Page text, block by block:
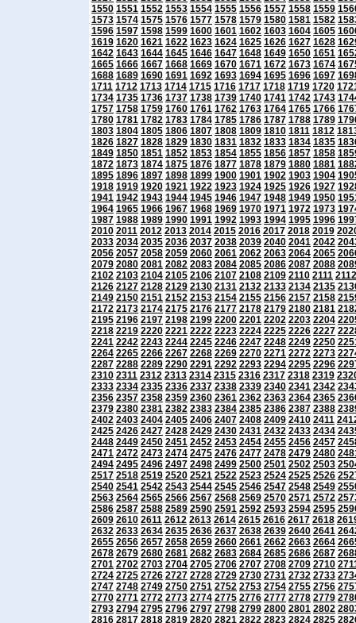
1550 1551 1552 1553 1554 1555 1556 1557 1558 1559
1573 1574 1575 1576 1577 1578 1579 1580 1581 1582
1596 1597 1598 1599 1600 1601 1602 1603 1604 1605
1619 1620 1621 1622 1623 1624 1625 1626 1627 1628
1642 1643 1644 1645 1646 1647 1648 1649 1650 1651
1665 1666 1667 1668 1669 1670 1671 1672 1673 1674
1688 1689 1690 1691 1692 1693 1694 1695 1696 1697
1711 1712 1713 1714 1715 1716 1717 1718 1719 1720
1734 1735 1736 1737 1738 1739 1740 1741 1742 1743
1757 1758 1759 1760 1761 1762 1763 1764 1765 1766
1780 1781 1782 1783 1784 1785 1786 1787 1788 1789
1803 1804 1805 1806 1807 1808 1809 1810 1811 1812
1826 1827 1828 1829 1830 1831 1832 1833 1834 1835
1849 1850 1851 1852 1853 1854 1855 1856 1857 1858
1872 1873 1874 1875 1876 1877 1878 1879 1880 1881
1895 1896 1897 1898 1899 1900 1901 1902 1903 1904
1918 1919 1920 1921 1922 1923 1924 1925 1926 1927
1941 1942 1943 1944 1945 1946 1947 1948 1949 1950
1964 1965 1966 1967 1968 1969 1970 1971 1972 1973
1987 1988 1989 1990 1991 1992 1993 1994 1995 1996
2010 2011 2012 2013 2014 2015 2016 2017 2018 2019
2033 2034 2035 2036 2037 2038 2039 2040 2041 2042
2056 2057 2058 2059 2060 2061 2062 2063 2064 2065
2079 2080 2081 2082 2083 2084 2085 2086 2087 2088
2102 2103 2104 2105 2106 2107 2108 2109 2110 2111 2112
2126 2127 2128 2129 2130 2131 2132 2133 2134 2135
2149 2150 2151 2152 2153 2154 2155 2156 2157 2158
2172 2173 2174 2175 2176 2177 2178 2179 2180 2181
2195 2196 2197 2198 2199 2200 2201 2202 2203 2204
2218 2219 2220 2221 2222 2223 2224 2225 2226 2227
2241 2242 2243 2244 2245 2246 2247 2248 2249 2250
2264 2265 2266 2267 2268 2269 2270 2271 2272 2273
2287 2288 2289 2290 2291 2292 2293 2294 2295 2296
2310 2311 2312 2313 2314 2315 2316 2317 2318 2319
2333 2334 2335 2336 2337 2338 2339 2340 2341 2342
2356 2357 2358 2359 2360 2361 2362 2363 2364 2365
2379 2380 2381 2382 2383 2384 2385 2386 2387 2388
2402 2403 2404 2405 2406 2407 2408 2409 2410 2411
2425 2426 2427 2428 2429 2430 2431 2432 2433 2434
2448 2449 2450 2451 2452 2453 2454 2455 2456 2457
2471 2472 2473 2474 2475 2476 2477 2478 2479 2480
2494 2495 2496 2497 2498 2499 2500 2501 2502 2503
2517 2518 2519 2520 2521 2522 2523 2524 2525 2526
2540 2541 2542 2543 2544 2545 2546 2547 2548 2549
2563 2564 2565 2566 2567 2568 2569 2570 2571 2572
2586 2587 2588 2589 2590 2591 2592 2593 2594 2595
2609 2610 2611 2612 2613 2614 2615 2616 2617 2618
2632 2633 2634 2635 2636 2637 2638 2639 2640 2641
2655 2656 2657 2658 2659 2660 2661 2662 2663 2664
2678 2679 2680 2681 2682 2683 2684 2685 2686 2687
2701 2702 2703 2704 2705 2706 2707 2708 2709 2710
2724 2725 2726 2727 2728 2729 2730 2731 2732 2733
2747 2748 2749 2750 2751 2752 2753 2754 2755 2756
2770 2771 2772 2773 2774 2775 2776 2777 2778 2779
2793 2794 2795 2796 2797 2798 2799 2800 2801 2802
2816 2817 2818 2819 2820 2821 2822 2823 2824 2825